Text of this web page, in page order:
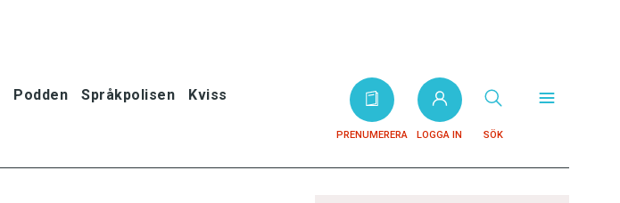
Podden Språkpolisen Kviss
PRENUMERERA LOGGA IN SÖK